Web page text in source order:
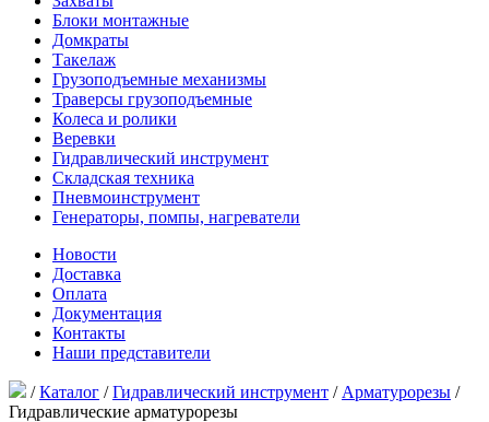
Блоки монтажные
Домкраты
Такелаж
Грузоподъемные механизмы
Траверсы грузоподъемные
Колеса и ролики
Веревки
Гидравлический инструмент
Складская техника
Пневмоинструмент
Генераторы, помпы, нагреватели
Новости
Доставка
Оплата
Документация
Контакты
Наши представители
/Каталог /Гидравлический инструмент / Арматурорезы /
Гидравлические арматурорезы